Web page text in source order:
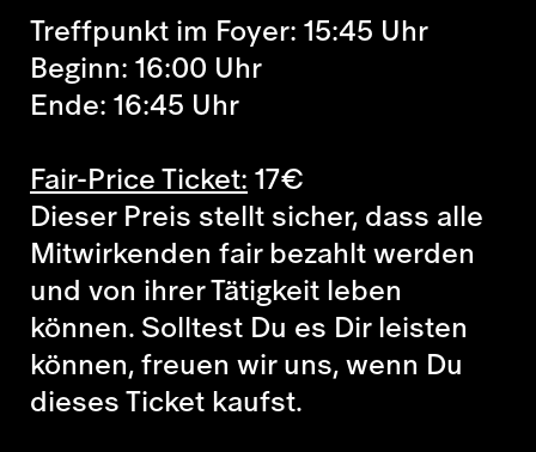
Treffpunkt im Foyer: 15:45 Uhr
Beginn: 16:00 Uhr
Ende: 16:45 Uhr
Fair-Price Ticket:17€
Dieser Preis stellt sicher, dass alle
Mitwirkenden fair bezahlt werden
und von ihrer Tätigkeit leben
können. Solltest Du es Dir leisten
können, freuen wir uns, wenn Du
dieses Ticket kaufst.